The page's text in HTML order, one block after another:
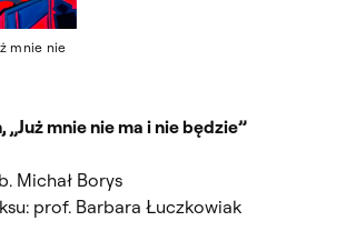
mnie nie
„Już mnie nie ma i nie będzie”
Michał Borys
prof. Barbara Łuczkowiak